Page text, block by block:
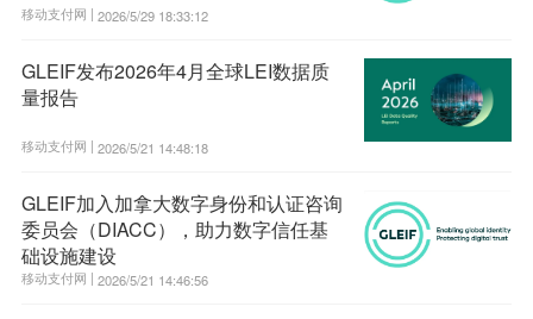
移动支付网 | 2026/5/29 18:33:12
GLEIF发布2026年4月全球LEI数据质
量报告
移动支付网 | 2026/5/21 14:48:18
GLEIF加入加拿大数字身份和认证咨询
委员会（DIACC），助力数字信任基
础设施建设
移动支付网 | 2026/5/21 14:46:56